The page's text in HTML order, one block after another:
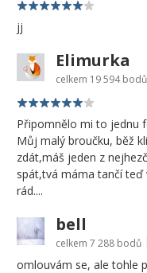
jj
Elimurka
celkem 19 594 bodů
Připomnělo mi to jednu
Můj malý broučku, běž
zdát,máš jeden z
spát,tvá máma tančí teď
rád....
bell
celkem 7 288 bodů
omlouvám se, ale tohle